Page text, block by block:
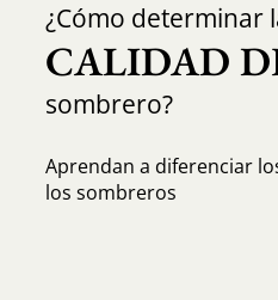
¿Cómo determinar
CALIDAD
sombrero?
Aprendan a diferenciar
los sombreros